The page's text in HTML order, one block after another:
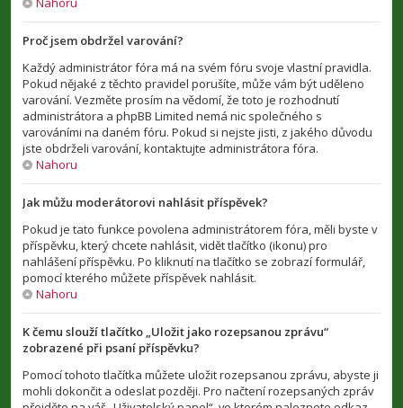
Proč jsem obdržel varování?
Každý administrátor fóra má na svém fóru svoje vlastní pravidla.
Pokud nějaké z těchto pravidel porušíte, může vám být uděleno
varování. Vezměte prosím na vědomí, že toto je rozhodnutí
administrátora a phpBB Limited nemá nic společného s
varováními na daném fóru. Pokud si nejste jisti, z jakého důvodu
jste obdrželi varování, kontaktujte administrátora fóra.
Nahoru
Jak můžu moderátorovi nahlásit příspěvek?
Pokud je tato funkce povolena administrátorem fóra, měli byste v
příspěvku, který chcete nahlásit, vidět tlačítko (ikonu) pro
nahlášení příspěvku. Po kliknutí na tlačítko se zobrazí formulář,
pomocí kterého můžete příspěvek nahlásit.
Nahoru
K čemu slouží tlačítko „Uložit jako rozepsanou zprávu“
zobrazené při psaní příspěvku?
Pomocí tohoto tlačítka můžete uložit rozepsanou zprávu, abyste ji
mohli dokončit a odeslat později. Pro načtení rozepsaných zpráv